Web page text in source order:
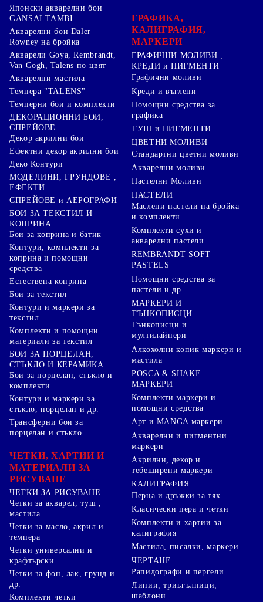
Японски акварелни бои
GANSAI TAMBI
Акварелни бои Daler
Rowney на бройка
Акварели Goya, Rembrandt,
Van Gogh, Talens по цвят
Акварелни мастила
Темпера "TALENS"
Темперни бои и комплекти
ДЕКОРАЦИОННИ БОИ,
СПРЕЙОВЕ
Декор акрилни бои
Ефектни декор акрилни бои
Деко Контури
МОДЕЛИНИ, ГРУНДОВЕ ,
ЕФЕКТИ
СПРЕЙОВЕ и АЕРОГРАФИ
БОИ ЗА ТЕКСТИЛ И
КОПРИНА
Бои за коприна и батик
Контури, комплекти за
коприна и помощни
средства
Естествена коприна
Бои за текстил
Контури и маркери за
текстил
Комплекти и помощни
материали за текстил
БОИ ЗА ПОРЦЕЛАН,
СТЪКЛО И КЕРАМИКА
Бои за порцелан, стъкло и
комплекти
Контури и маркери за
стъкло, порцелан и др.
Трансферни бои за
порцелан и стъкло
ЧЕТКИ, ХАРТИИ И
МАТЕРИАЛИ ЗА
РИСУВАНЕ
ЧЕТКИ ЗА РИСУВАНЕ
Четки за акварел, туш ,
мастила
Четки за масло, акрил и
темпера
Четки универсални и
крафтърски
Четки за фон, лак, грунд и
др.
Комплекти четки
ГРАФИКА,
КАЛИГРАФИЯ,
МАРКЕРИ
ГРАФИЧНИ МОЛИВИ ,
КРЕДИ и ПИГМЕНТИ
Графични моливи
Креди и въглени
Помощни средства за
графика
ТУШ и ПИГМЕНТИ
ЦВЕТНИ МОЛИВИ
Стандартни цветни моливи
Акварелни моливи
Пастелни Моливи
ПАСТЕЛИ
Маслени пастели на бройка
и комплекти
Комплекти сухи и
акварелни пастели
REMBRANDT SOFT
PASTELS
Помощни средства за
пастели и др.
МАРКЕРИ И
ТЪНКОПИСЦИ
Тънкописци и
мултилайнери
Алкохолни копик маркери и
мастила
POSCA & SHAKE
МАРКЕРИ
Комплекти маркери и
помощни средства
Арт и MANGA маркери
Акварелни и пигментни
маркери
Акрилни, декор и
тебеширени маркери
КАЛИГРАФИЯ
Перца и дръжки за тях
Класически пера и четки
Комплекти и хартии за
калиграфия
Мастила, писалки, маркери
ЧЕРТАНЕ
Рапидографи и пергели
Линии, триъгълници,
шаблони